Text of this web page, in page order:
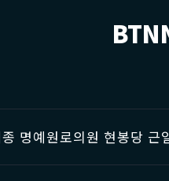
명예원로의원 현봉당